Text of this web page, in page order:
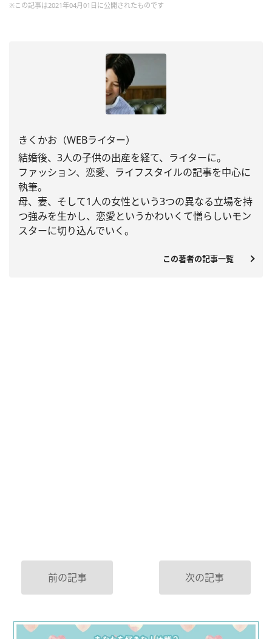
※この記事は2021年04月01日に公開されたものです
きくかお（WEBライター）
結婚後、3人の子供の出産を経て、ライターに。
ファッション、恋愛、 ライフスタイルの記事を中心に
執筆。
母、妻、 そして1人の女性という3つの異なる立場を持
つ強みを生かし、 恋愛というかわいくて憎らしいモン
スターに切り込んでいく。
この著者の記事一覧
前の記事 次の記事